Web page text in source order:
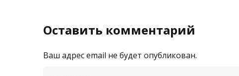
Оставить комментарий
Ваш адрес email не будет опубликован.